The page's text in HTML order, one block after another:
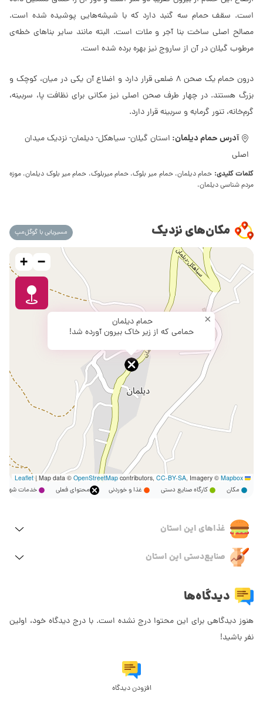
است. سقف حمام سه گنبد دارد که با شیشه‌هایی پوشیده شده است.
مصالح اصلی ساخت بنا آجر و ملات است. البته مانند سایر بناهای خطه‌ی
مرطوب گیلان در آن از ساروج نیز بهره برده شده است.
درون حمام یک صحن 8 ضلعی قرار دارد و اضلاع آن یکی در میان، کوچک و
بزرگ هستند. در چهار طرف صحن اصلی نیز مکانی برای نظافت پا، سربینه،
گرم‌خانه، تنور گرمابه و سربینه قرار دارد.
آدرس حمام دیلمان: استان گیلان- سیاهکل- دیلمان- نزدیک میدان
اصلی
کلمات کلیدی: حمام دیلمان، حمام میر بلوک، حمام میربلوک، حمام میر بلوک دیلمان، موزه
مردم شناسی دیلمان،
مکان‌های نزدیک مسیریابی با گوگل‌مپ
حمام دیلمان
حمامی که از زیر خاک بیرون آورده شد!
×
+ −
Leaflet
| Map data © OpenStreetMapcontributors, CC-BY-SA, Imagery © Mapbox
مکان کارگاه صنایع دستی غذا و خوردنی محتوای فعلی خدمات
غذاهای این استان
صنایع‌دستی این استان
دیدگاه‌ها
هنوز دیدگاهی برای این محتوا درج نشده است. با درج دیدگاه خود، اولین
نفر باشید!
افزودن دیدگاه